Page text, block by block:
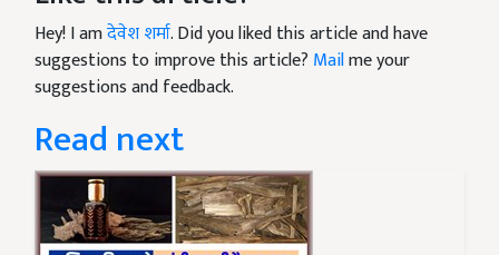
Hey! I amदेवेश शर्मा. Did you liked this article and have
suggestions to improve this article? Mailme your
suggestions and feedback.
Read next